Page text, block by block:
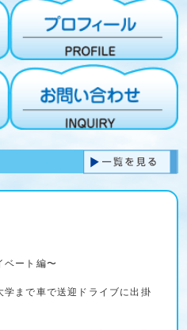
ベート編〜
学まで車で送迎ドライブに出掛